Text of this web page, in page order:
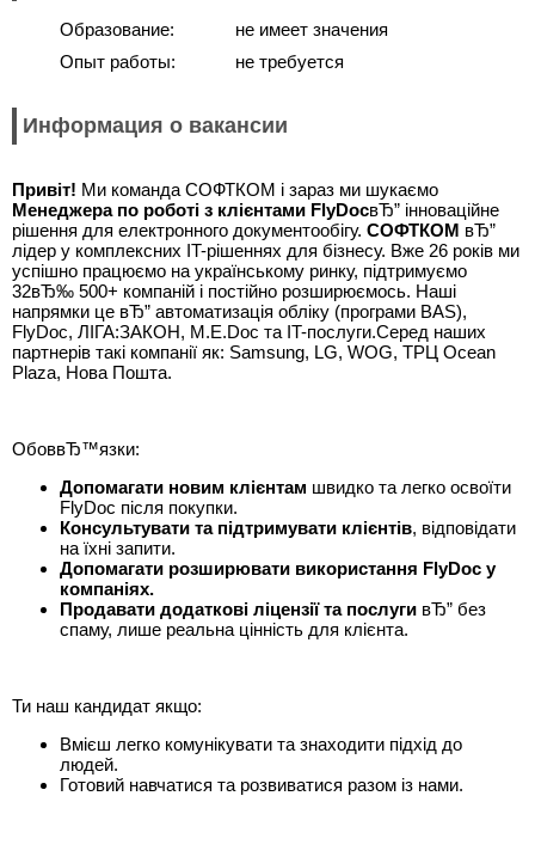
Образование:
Опыт работы:
не имеет значения
не требуется
Информация о вакансии
Привіт! Ми команда СОФТКОМ і зараз ми шукаємо
Менеджера по роботі з клієнтами FlyDocвЂ” інноваційне
рішення для електронного документообігу. СОФТКОМ вЂ”
лідер у комплексних IT-рішеннях для бізнесу. Вже 26 років ми
успішно працюємо на українському ринку, підтримуємо
32вЂ‰ 500+ компаній і постійно розширюємось. Наші
напрямки це вЂ” автоматизація обліку (програми BAS),
FlyDoc, ЛІГА:ЗАКОН, M.E.Doc та IT-послуги.Серед наших
партнерів такі компанії як: Samsung, LG, WOG, ТРЦ Ocean
Plaza, Нова Пошта.
ОбоввЂ™язки:
Допомагати новим клієнтам швидко та легко освоїти
FlyDoc після покупки.
Консультувати та підтримувати клієнтів, відповідати
на їхні запити.
Допомагати розширювати використання FlyDoc у
компаніях.
Продавати додаткові ліцензії та послуги вЂ” без
спаму, лише реальна цінність для клієнта.
Ти наш кандидат якщо:
Вмієш легко комунікувати та знаходити підхід до
людей.
Готовий навчатися та розвиватися разом із нами.